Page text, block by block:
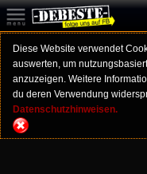
Diese Website verwendet
auswerten, um
anzuzeigen. Weitere
du deren Verwendung
Datenschutzhinweisen.